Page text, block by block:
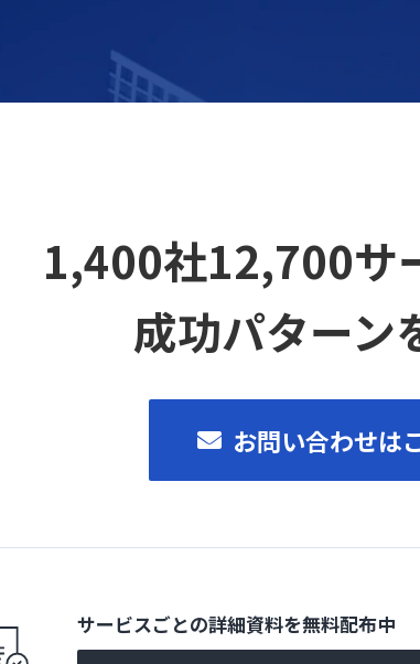
1,400社12,700サ
成功パターン
お問い合わせは
サービスごとの詳細資料を無料配布中